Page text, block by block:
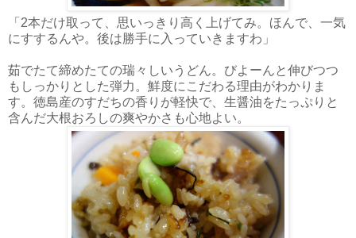
「2本だけ取って、思いっきり高く上げてみ。ほんで、一気
にすするんや。後は勝手に入っていきますわ」
茹でたて締めたての瑞々しいうどん。びよーんと伸びつつ
もしっかりとした弾力。鮮度にこだわる理由がわかりま
す。徳島産のすだちの香りが軽快で、生醤油をたっぷりと
含んだ大根おろしの爽やかさも心地よい。